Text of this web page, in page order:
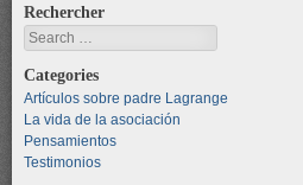
Rechercher
Search
Categories
Artículos sobre padre Lagrange
La vida de la asociación
Pensamientos
Testimonios